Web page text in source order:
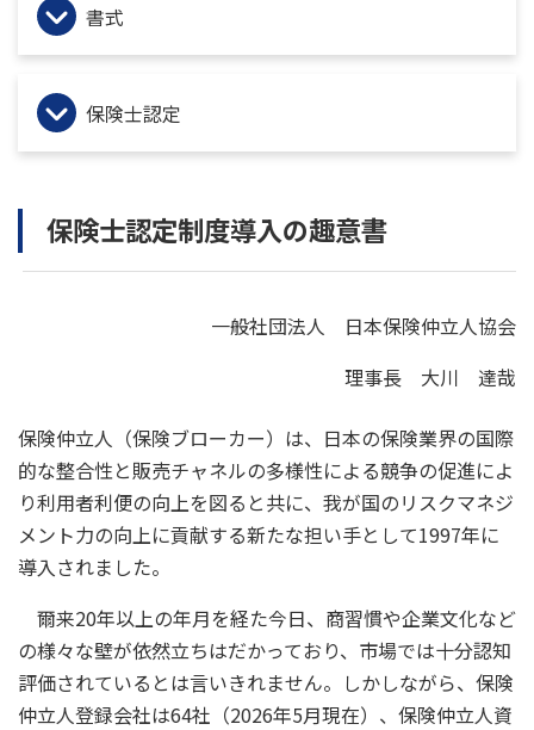
書式
保険士認定
保険士認定制度導入の趣意書
一般社団法人 日本保険仲立人協会
理事長 大川 達哉
保険仲立人（保険ブローカー）は、日本の保険業界の国際
的な整合性と販売チャネルの多様性による競争の促進によ
り利用者利便の向上を図ると共に、我が国のリスクマネジ
メント力の向上に貢献する新たな担い手として1997年に
導入されました。
爾来20年以上の年月を経た今日、商習慣や企業文化など
の様々な壁が依然立ちはだかっており、市場では十分認知
評価されているとは言いきれません。しかしながら、保険
仲立人登録会社は64社（2026年5月現在）、保険仲立人資